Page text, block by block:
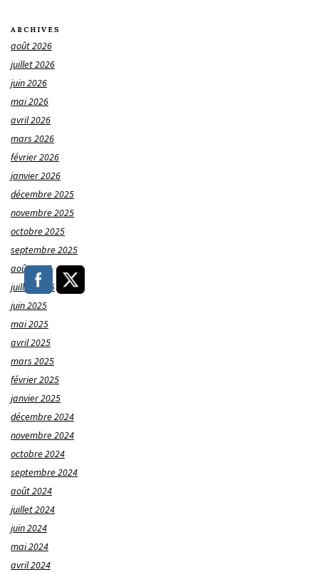
ARCHIVES
août 2026
juillet 2026
juin 2026
mai 2026
avril 2026
mars 2026
février 2026
janvier 2026
décembre 2025
novembre 2025
octobre 2025
septembre 2025
août 2025
juillet 2025
juin 2025
mai 2025
avril 2025
mars 2025
février 2025
janvier 2025
décembre 2024
novembre 2024
octobre 2024
septembre 2024
août 2024
juillet 2024
juin 2024
mai 2024
avril 2024